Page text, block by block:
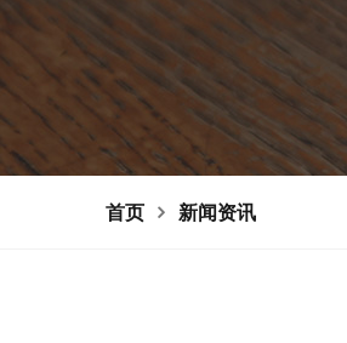
首页 新闻资讯